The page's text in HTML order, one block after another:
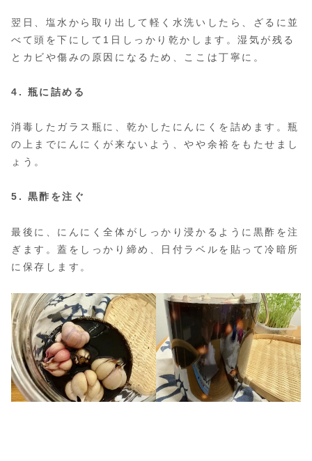
翌日、塩水から取り出して軽く水洗いしたら、ざるに並
べて頭を下にして1日しっかり乾かします。湿気が残る
とカビや傷みの原因になるため、ここは丁寧に。
4. 瓶に詰める
消毒したガラス瓶に、乾かしたにんにくを詰めます。瓶
の上までにんにくが来ないよう、やや余裕をもたせまし
ょう。
5. 黒酢を注ぐ
最後に、にんにく全体がしっかり浸かるように黒酢を注
ぎます。蓋をしっかり締め、日付ラベルを貼って冷暗所
に保存します。